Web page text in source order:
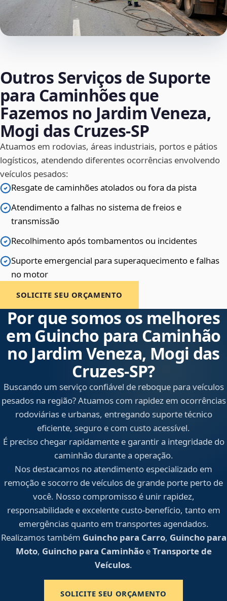
Outros Serviços de Suporte
para Caminhões que
Fazemos no Jardim Veneza,
Mogi das Cruzes‑SP
Atuamos em rodovias, áreas industriais, portos e pátios
logísticos, atendendo diferentes ocorrências envolvendo
veículos pesados:
Resgate de caminhões atolados ou fora da pista
Atendimento a falhas no sistema de freios e
transmissão
Recolhimento após tombamentos ou incidentes
Suporte emergencial para superaquecimento e falhas
no motor
SOLICITE SEU ORÇAMENTO
Por que somos os melhores
em Guincho para Caminhão
no Jardim Veneza, Mogi das
Cruzes‑SP?
Buscando um serviço confiável de reboque para veículos
pesados na região? Atuamos com rapidez em ocorrências
rodoviárias e urbanas, entregando suporte técnico
eficiente, seguro e com custo acessível.
É preciso chegar rapidamente e garantir a integridade do
caminhão durante a operação.
Nos destacamos no atendimento especializado em
remoção e socorro de veículos de grande porte perto de
você. Nosso compromisso é unir rapidez,
responsabilidade e excelente custo-benefício, tanto em
emergências quanto em transportes agendados.
Realizamos também Guincho para Carro, Guincho para
Moto, Guincho para CaminhãoeTransporte de
Veículos.
SOLICITE SEU ORÇAMENTO